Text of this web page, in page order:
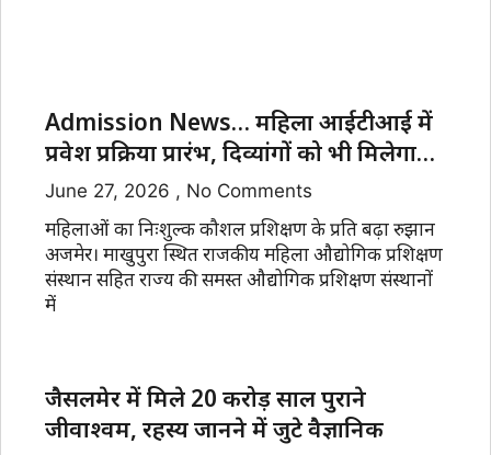
Admission News… महिला आईटीआई में
प्रवेश प्रक्रिया प्रारंभ, दिव्यांगों को भी मिलेगा
मौका
June 27, 2026 No Comments
महिलाओं का निःशुल्क कौशल प्रशिक्षण के प्रति बढ़ा रुझान
अजमेर। माखुपुरा स्थित राजकीय महिला औद्योगिक प्रशिक्षण
संस्थान सहित राज्य की समस्त औद्योगिक प्रशिक्षण संस्थानों
में
जैसलमेर में मिले 20 करोड़ साल पुराने
जीवाश्वम, रहस्य जानने में जुटे वैज्ञानिक